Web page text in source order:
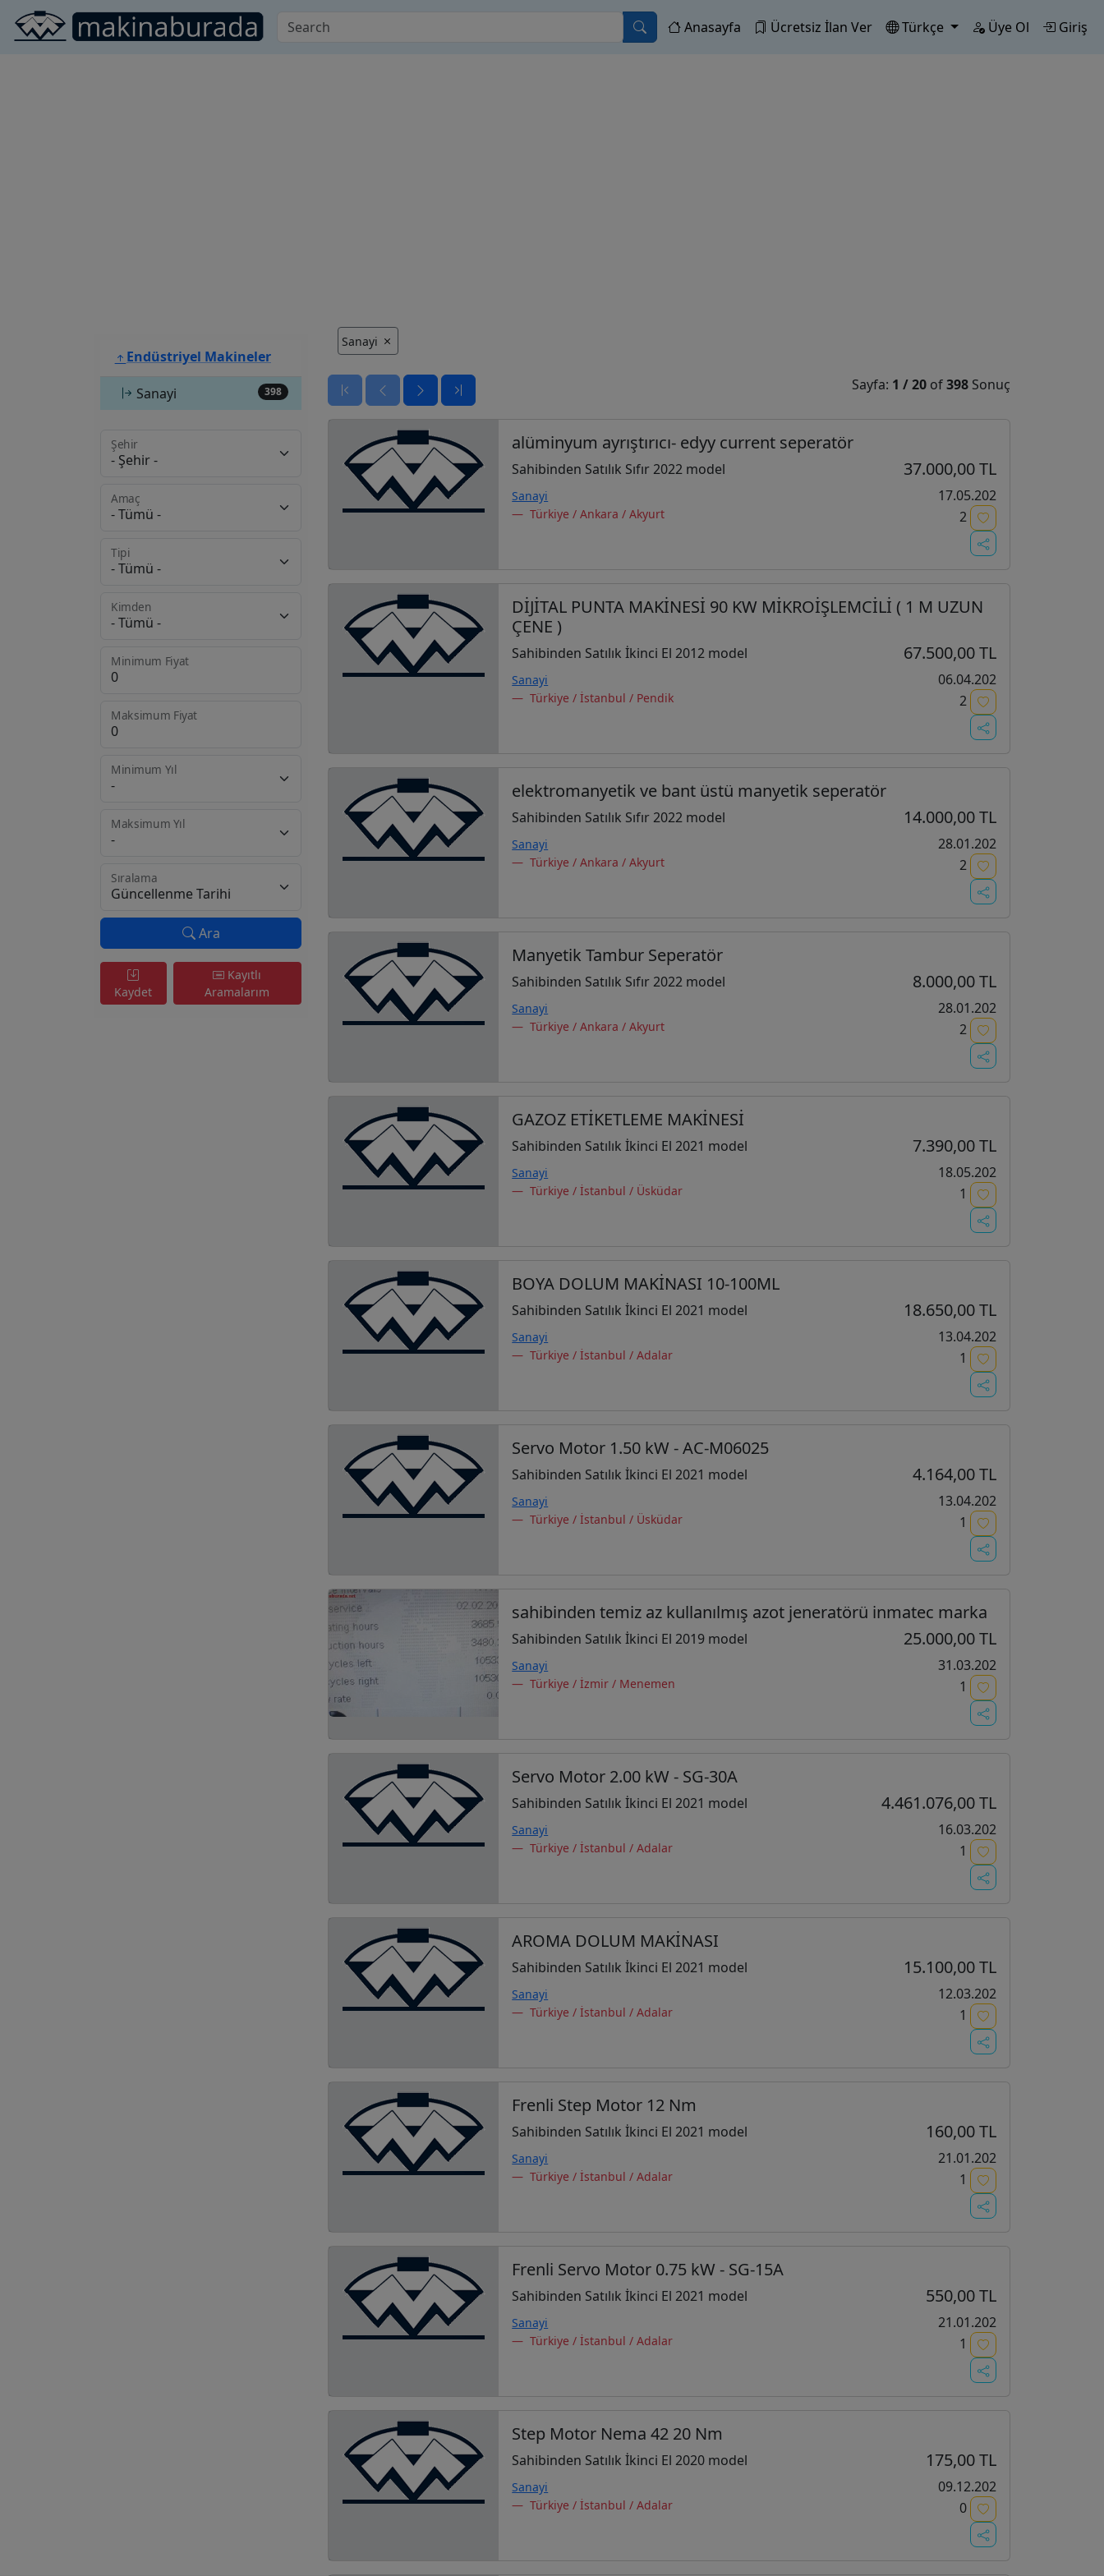
Anasayfa Ücretsiz İlan Ver Türkçe Üye Ol Giriş
Endüstriyel Makineler
Sanayi 398
Şehir
Amaç
Tipi
Kimden
Minimum Fiyat
Maksimum Fiyat
Minimum Yıl
Maksimum Yıl
Sıralama
Ara
Kaydet
Kayıtlı
Aramalarım
Sanayi
Sayfa: 1 /20 of398 Sonuç
alüminyum ayrıştırıcı- edyy current seperatör
Sahibinden Satılık Sıfır 2022 model 37.000,00 TL
Sanayi
Türkiye / Ankara / Akyurt
17.05.202
2
DİJİTAL PUNTA MAKİNESİ 90 KW MİKROİŞLEMCİLİ ( 1 M UZUN
ÇENE )
Sahibinden Satılık İkinci El 2012 model 67.500,00 TL
Sanayi
Türkiye / İstanbul / Pendik
06.04.202
2
elektromanyetik ve bant üstü manyetik seperatör
Sahibinden Satılık Sıfır 2022 model 14.000,00 TL
Sanayi
Türkiye / Ankara / Akyurt
28.01.202
2
Manyetik Tambur Seperatör
Sahibinden Satılık Sıfır 2022 model 8.000,00 TL
Sanayi
Türkiye / Ankara / Akyurt
28.01.202
2
GAZOZ ETİKETLEME MAKİNESİ
Sahibinden Satılık İkinci El 2021 model 7.390,00 TL
Sanayi
Türkiye / İstanbul / Üsküdar
18.05.202
1
BOYA DOLUM MAKİNASI 10-100ML
Sahibinden Satılık İkinci El 2021 model 18.650,00 TL
Sanayi
Türkiye / İstanbul / Adalar
13.04.202
1
Servo Motor 1.50 kW - AC-M06025
Sahibinden Satılık İkinci El 2021 model 4.164,00 TL
Sanayi
Türkiye / İstanbul / Üsküdar
13.04.202
1
sahibinden temiz az kullanılmış azot jeneratörü inmatec marka
Sahibinden Satılık İkinci El 2019 model 25.000,00 TL
Sanayi
Türkiye / İzmir / Menemen
31.03.202
1
Servo Motor 2.00 kW - SG-30A
Sahibinden Satılık İkinci El 2021 model 4.461.076,00 TL
Sanayi
Türkiye / İstanbul / Adalar
16.03.202
1
AROMA DOLUM MAKİNASI
Sahibinden Satılık İkinci El 2021 model 15.100,00 TL
Sanayi
Türkiye / İstanbul / Adalar
12.03.202
1
Frenli Step Motor 12 Nm
Sahibinden Satılık İkinci El 2021 model 160,00 TL
Sanayi
Türkiye / İstanbul / Adalar
21.01.202
1
Frenli Servo Motor 0.75 kW - SG-15A
Sahibinden Satılık İkinci El 2021 model 550,00 TL
Sanayi
Türkiye / İstanbul / Adalar
21.01.202
1
Step Motor Nema 42 20 Nm
Sahibinden Satılık İkinci El 2020 model 175,00 TL
Sanayi
Türkiye / İstanbul / Adalar
09.12.202
0